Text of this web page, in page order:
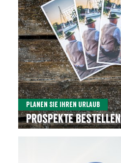
Planen Sie Ihren Urlaub
Prospekte bestellen